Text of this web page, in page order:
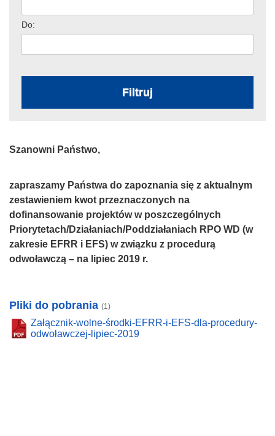
Do:
Filtruj
Szanowni Państwo,
zapraszamy Państwa do zapoznania się z aktualnym
zestawieniem kwot przeznaczonych na
dofinansowanie projektów w poszczególnych
Priorytetach/Działaniach/Poddziałaniach RPO WD (w
zakresie EFRR i EFS) w związku z procedurą
odwoławczą – na lipiec 2019 r.
Pliki do pobrania (1)
Załącznik-wolne-środki-EFRR-i-EFS-dla-procedury-
odwoławczej-lipiec-2019